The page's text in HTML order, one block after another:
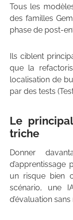
Tous les
des familles
phase de post-
Ils ciblent
que la
localisation de
par des tests
Le
triche
Donner
un risque bien
scénario, une
d’évaluation